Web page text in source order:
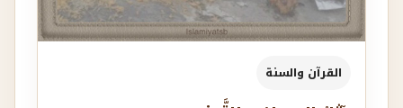
القرآن والسنة
آثارُ الإسرافِ والتَّبذيرِ